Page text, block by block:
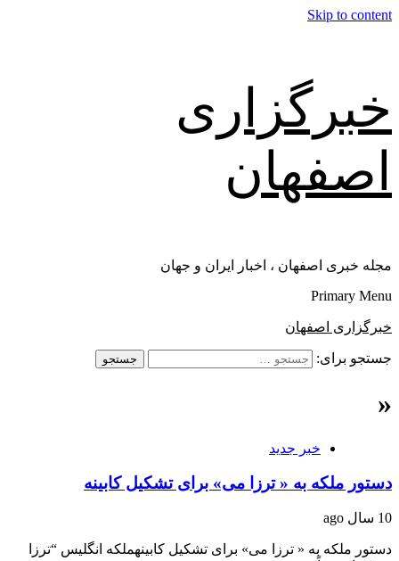
Skip to content
خبرگزاری
اصفهان
مجله خبری اصفهان ، اخبار ایران و جهان
Primary Menu
خبرگزاری اصفهان
جستجو برای:
«
خبر جدید
دستور ملکه به « ترزا می» برای تشکیل کابینه
10 سال ago
دستور ملکه به « ترزا می» برای تشکیل کابینهملکه انگلیس “ترزا